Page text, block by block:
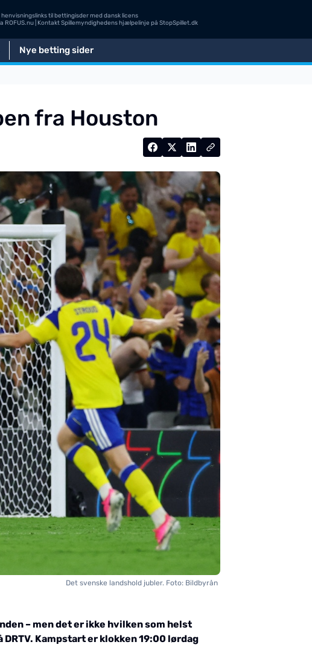
til bettingisder med dansk licens
ROFUS.nu | Kontakt Spillemyndighedens hjælpelinje på StopSpillet.dk
Nye betting sider
fra Houston
Det svenske landshold jubler. Foto: Bildbyrån
– men det er ikke hvilken som helst
Kampstart er klokken 19:00 lørdag